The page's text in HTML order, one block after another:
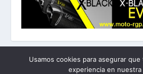
Usamos cookies para asegurar
experiencia en